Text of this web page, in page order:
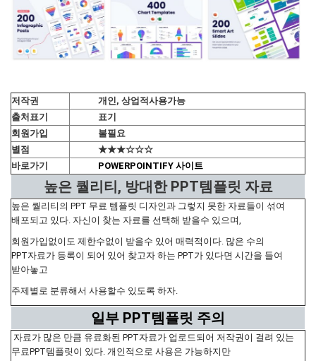
저작권
개인, 상업적사용가능
출처표기
표기
회원가입
불필요
별점
★★★☆☆☆
바로가기
POWERPOINTIFY 사이트
높은 퀄리티, 방대한 PPT템플릿 자료
높은 퀄리티의 PPT 무료 템플릿 디자인과 그렇지 못한 자료들이 섞여
배포되고 있다. 자신이 찾는 자료를 선택해 받을수 있으며,
회원가입없이도 제한수없이 받을수 있어 매력적이다. 많은 수의
PPT자료가 등록이 되어 있어 찾고자 하는 PPT가 있다면 시간을 들여
받아놓고
주제별로 분류해서 사용할수 있도록 하자.
일부 PPT템플릿 주의
자료가 많은 만큼 유료화된 PPT자료가 업로드되어 저작권이 걸려 있는
무료PPT템플릿이 있다. 개인적으로 사용은 가능하지만